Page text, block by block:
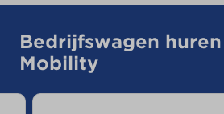
Bedrijfswagen
Mobility